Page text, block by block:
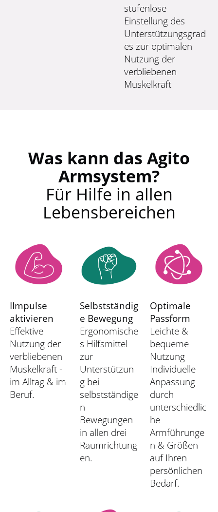
stufenlose
Einstellung des
Unterstützungsgrad
es zur optimalen
Nutzung der
verbliebenen
Muskelkraft
Was kann das Agito
Armsystem?
Für Hilfe in allen
Lebensbereichen
IImpulse
aktivieren
Effektive
Nutzung der
verbliebenen
Muskelkraft -
im Alltag & im
Beruf.
Selbstständig
e Bewegung
Ergonomische
s Hilfsmittel
zur
Unterstützun
g bei
selbstständige
n
Bewegungen
in allen drei
Raumrichtung
en.
Optimale
Passform
Leichte &
bequeme
Nutzung
Individuelle
Anpassung
durch
unterschiedlic
he
Armführunge
n & Größen
auf Ihren
persönlichen
Bedarf.